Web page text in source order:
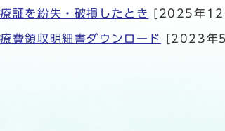
証を紛失・破損したとき [2025年12
費領収明細書ダウンロード [2023年